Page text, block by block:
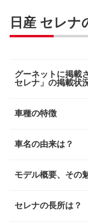
日産 セレナ
グーネットに掲載
セレナ」の掲載状
車種の特徴
車名の由来は？
モデル概要、その
セレナの長所は？